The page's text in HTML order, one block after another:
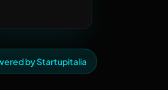
by Startupitalia